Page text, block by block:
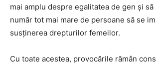
mai amplu despre egalitatea de gen și
număr tot mai mare de persoane să se
susținerea drepturilor femeilor.
Cu toate acestea, provocările rămân